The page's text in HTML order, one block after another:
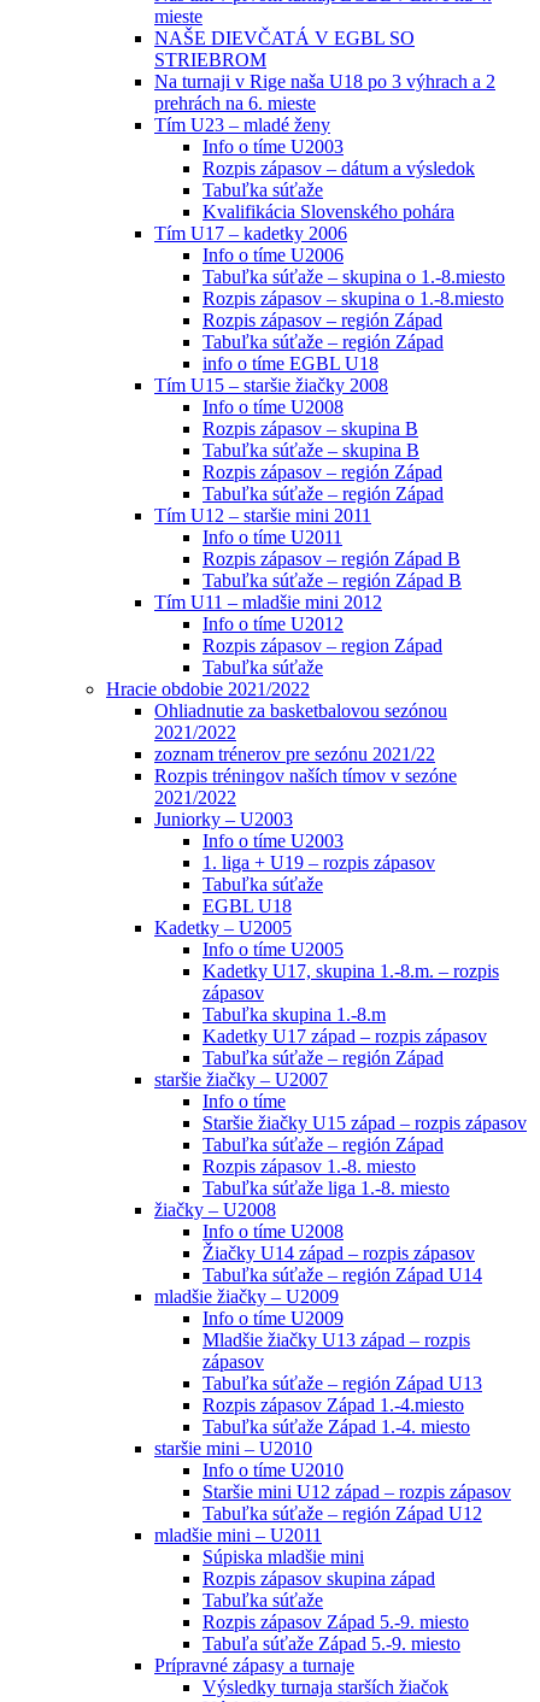
mieste
NAŠE DIEVČATÁ V EGBL SO
STRIEBROM
Na turnaji v Rige naša U18 po 3 výhrach a 2
prehrách na 6. mieste
Tím U23 – mladé ženy
Info o tíme U2003
Rozpis zápasov – dátum a výsledok
Tabuľka súťaže
Kvalifikácia Slovenského pohára
Tím U17 – kadetky 2006
Info o tíme U2006
Tabuľka súťaže – skupina o 1.-8.miesto
Rozpis zápasov – skupina o 1.-8.miesto
Rozpis zápasov – región Západ
Tabuľka súťaže – región Západ
info o tíme EGBL U18
Tím U15 – staršie žiačky 2008
Info o tíme U2008
Rozpis zápasov – skupina B
Tabuľka súťaže – skupina B
Rozpis zápasov – región Západ
Tabuľka súťaže – región Západ
Tím U12 – staršie mini 2011
Info o tíme U2011
Rozpis zápasov – región Západ B
Tabuľka súťaže – región Západ B
Tím U11 – mladšie mini 2012
Info o tíme U2012
Rozpis zápasov – region Západ
Tabuľka súťaže
Hracie obdobie 2021/2022
Ohliadnutie za basketbalovou sezónou
2021/2022
zoznam trénerov pre sezónu 2021/22
Rozpis tréningov naších tímov v sezóne
2021/2022
Juniorky – U2003
Info o tíme U2003
1. liga + U19 – rozpis zápasov
Tabuľka súťaže
EGBL U18
Kadetky – U2005
Info o tíme U2005
Kadetky U17, skupina 1.-8.m. – rozpis
zápasov
Tabuľka skupina 1.-8.m
Kadetky U17 západ – rozpis zápasov
Tabuľka súťaže – región Západ
staršie žiačky – U2007
Info o tíme
Staršie žiačky U15 západ – rozpis zápasov
Tabuľka súťaže – región Západ
Rozpis zápasov 1.-8. miesto
Tabuľka súťaže liga 1.-8. miesto
žiačky – U2008
Info o tíme U2008
Žiačky U14 západ – rozpis zápasov
Tabuľka súťaže – región Západ U14
mladšie žiačky – U2009
Info o tíme U2009
Mladšie žiačky U13 západ – rozpis
zápasov
Tabuľka súťaže – región Západ U13
Rozpis zápasov Západ 1.-4.miesto
Tabuľka súťaže Západ 1.-4. miesto
staršie mini – U2010
Info o tíme U2010
Staršie mini U12 západ – rozpis zápasov
Tabuľka súťaže – región Západ U12
mladšie mini – U2011
Súpiska mladšie mini
Rozpis zápasov skupina západ
Tabuľka súťaže
Rozpis zápasov Západ 5.-9. miesto
Tabuľa súťaže Západ 5.-9. miesto
Prípravné zápasy a turnaje
Výsledky turnaja starších žiačok